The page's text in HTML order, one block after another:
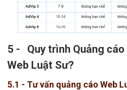
5 - Quy trình Quảng
Web Luật Sư?
5.1 - Tư vấn quảng cáo Web